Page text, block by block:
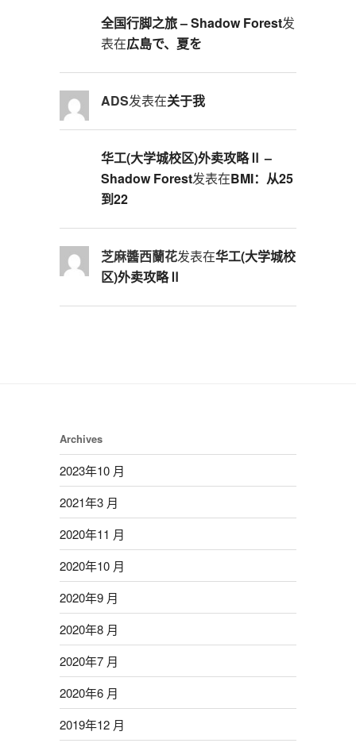
全国行脚之旅 – Shadow Forest发
表在広島で、夏を
ADS发表在关于我
华工(大学城校区)外卖攻略Ⅱ –
Shadow Forest发表在BMI：从25
到22
芝麻醬西蘭花发表在华工(大学城校
区)外卖攻略Ⅱ
Archives
2023年10 月
2021年3 月
2020年11 月
2020年10 月
2020年9 月
2020年8 月
2020年7 月
2020年6 月
2019年12 月